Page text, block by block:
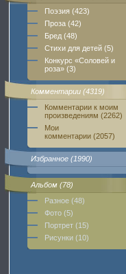
Поэзия (423)
Проза (42)
Бред (48)
Стихи для детей (5)
Конкурс «Соловей и
роза» (3)
Комментарии (4319)
Комментарии к моим
произведениям (2262)
Мои
комментарии (2057)
Избранное (1990)
Альбом (78)
Разное (48)
Фото (5)
Портрет (15)
Рисунки (10)